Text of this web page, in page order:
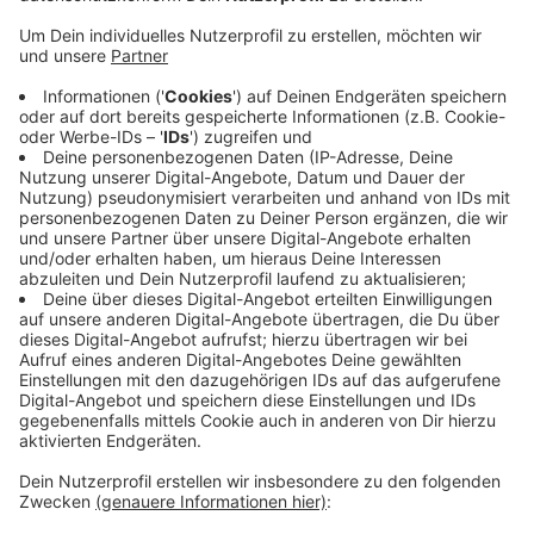
Anzeige
Unter anderem ist das Ordnungsamt häufiger rund um
die Notschlafstelle im Einsatz. Rund um die
Einrichtung wird mittlerweile häufiger sauber gemacht.
Außerdem setzt die Stadt auf einen stärkeren
Austausch mit den Obdachlosen und den Anwohnern.
Zusätzlich konnten zuletzt erste Nutzer der
Notschlafstelle in eigene Wohnungen vermittelt
werden, so die Stadt.
Anzeige